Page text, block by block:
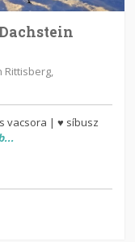
Rittisberg,
vacsora | ♥ síbusz